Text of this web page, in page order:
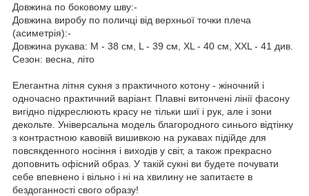
Довжина по боковому шву:-
Довжина виробу по поличці від верхньої точки плеча
(асиметрія):-
Довжина рукава: M - 38 см, L - 39 см, XL - 40 см, XXL - 41 див.
Сезон: весна, літо
Елегантна літня сукня з практичного котону - жіночний і
одночасно практичний варіант. Плавні витончені лінії фасону
вигідно підкреслюють красу не тільки шиї і рук, але і зони
декольте. Універсальна модель благородного синього відтінку
з контрастною кавовій вишивкою на рукавах підійде для
повсякденного носіння і виходів у світ, а також прекрасно
доповнить офісний образ. У такій сукні ви будете почувати
себе впевнено і вільно і ні на хвилину не запитаєте в
бездоганності свого образу!